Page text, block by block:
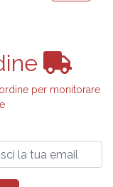
per monitorare